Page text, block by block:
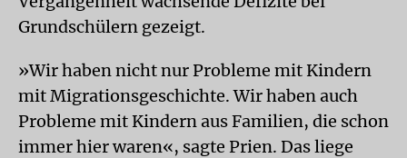
Grundschülern gezeigt.
»Wir haben nicht nur Probleme mit Kindern
mit Migrationsgeschichte. Wir haben auch
Probleme mit Kindern aus Familien, die schon
immer hier waren«, sagte Prien. Das liege